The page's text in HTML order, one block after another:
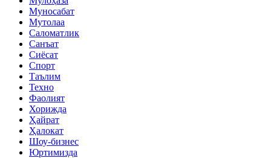
Муносабат
Мутолаа
Саломатлик
Санъат
Сиёсат
Спорт
Таълим
Техно
Фаолият
Хорижда
Ҳайрат
Ҳалокат
Шоу-бизнес
Юртимизда